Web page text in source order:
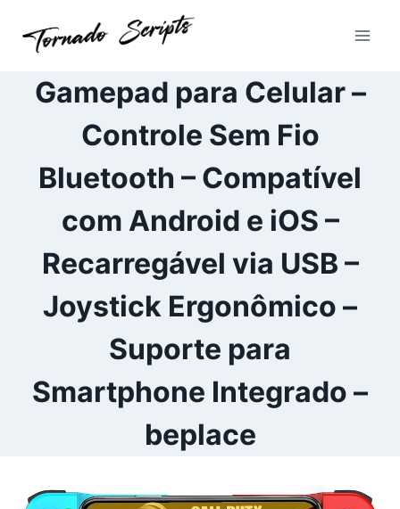
para
ConteúdoGamepad para Celular –
Controle Sem Fio
Bluetooth – Compatível
com Android e iOS –
Recarregável via USB –
Joystick Ergonômico –
Suporte para
Smartphone Integrado –
beplace